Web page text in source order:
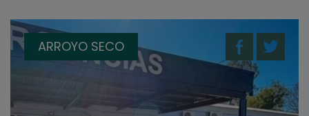
ARROYO SECO